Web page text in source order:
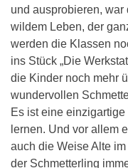
und ausprobieren,
wildem Leben, der
werden die Klassen
ins Stück „Die
die Kinder noch mehr
wundervollen
Es ist eine
lernen. Und vor allem
auch die Weise Alte
der Schmetterling